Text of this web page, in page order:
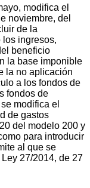
modifica el
noviembre, del
de la
ingresos,
beneficio
la base imponible
la no aplicación
a los fondos de
fondos de
modifica el
de gastos
del modelo 200 y
para introducir
al que se
27/2014, de 27